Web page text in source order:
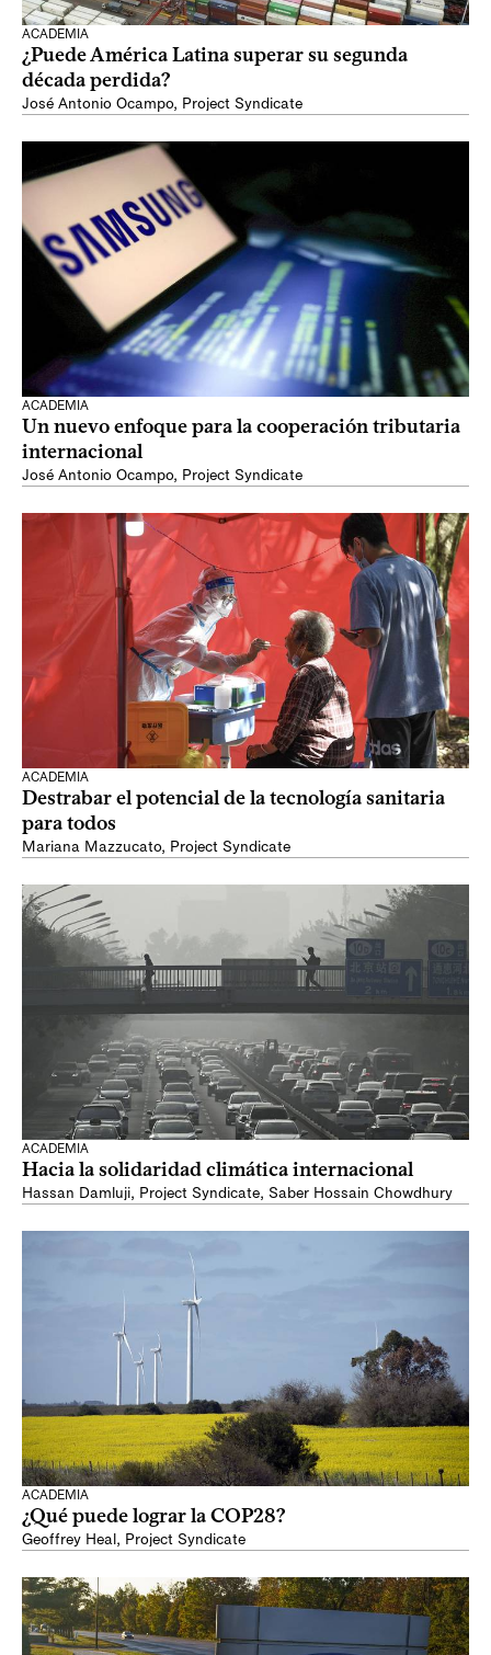
ACADEMIA
¿Puede América Latina superar su segunda
década perdida?
José Antonio Ocampo, Project Syndicate
ACADEMIA
Un nuevo enfoque para la cooperación tributaria
internacional
José Antonio Ocampo, Project Syndicate
ACADEMIA
Destrabar el potencial de la tecnología sanitaria
para todos
Mariana Mazzucato, Project Syndicate
ACADEMIA
Hacia la solidaridad climática internacional
Hassan Damluji, Project Syndicate, Saber Hossain Chowdhury
ACADEMIA
¿Qué puede lograr la COP28?
Geoffrey Heal, Project Syndicate